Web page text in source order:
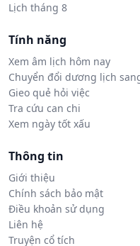
Lịch tháng 8
Tính năng
Xem âm lịch hôm nay
Chuyển đổi dương lịch
Gieo quẻ hỏi việc
Tra cứu can chi
Xem ngày tốt xấu
Thông tin
Giới thiệu
Chính sách bảo mật
Điều khoản sử dụng
Liên hệ
Truyện cổ tích